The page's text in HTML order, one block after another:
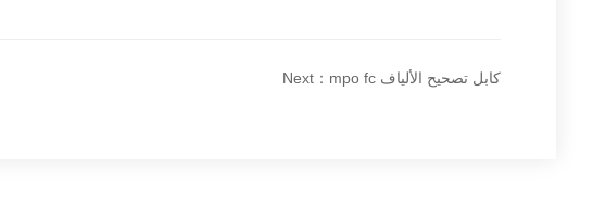
Next：mpo fc كابل تصحيح الألياف